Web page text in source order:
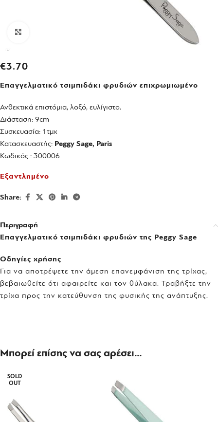
€3.70
Επαγγελματικό τσιμπιδάκι φρυδιών επιχρωμιωμένο
Ανθεκτικά επιστόμια, λοξό, ευλίγιστο.
Διάσταση: 9cm
Συσκευασία: 1τμχ
Κατασκευαστής: Peggy Sage, Paris
Κωδικός : 300006
Εξαντλημένο
Share:
Περιγραφή
Επαγγελματικό τσιμπιδάκι φρυδιών της Peggy Sage
Οδηγίες χρήσης
Για να αποτρέψετε την άμεση επανεμφάνιση της τρίχας,
βεβαιωθείτε ότι αφαιρείτε και τον θύλακα. Τραβήξτε την
τρίχα προς την κατεύθυνση της φυσικής της ανάπτυξης.
Μπορεί επίσης να σας αρέσει…
SOLD
OUT